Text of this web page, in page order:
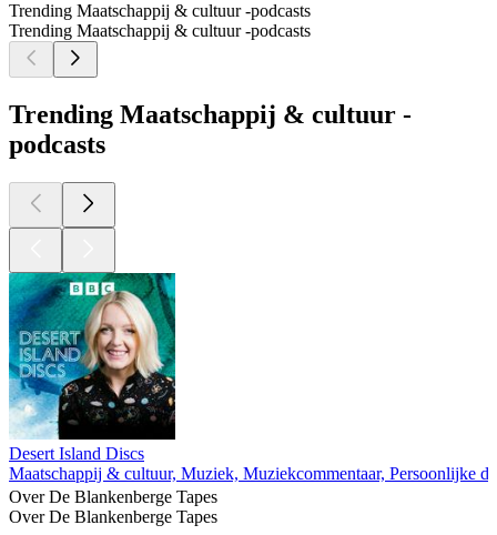
Trending Maatschappij & cultuur -podcasts
Trending Maatschappij & cultuur -podcasts
Trending Maatschappij & cultuur -
podcasts
Desert Island Discs
Maatschappij & cultuur, Muziek, Muziekcommentaar, Persoonlijke
Over De Blankenberge Tapes
Over De Blankenberge Tapes